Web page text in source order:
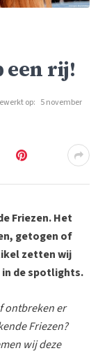
een rij!
op: 5 november
Friezen. Het
getogen of
zetten wij
in de spotlights.
ontbreken er
Friezen?
wij deze